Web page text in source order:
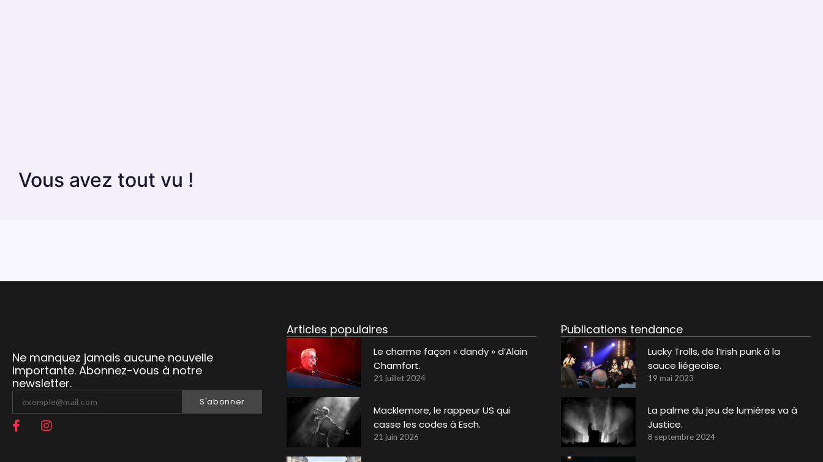
Vous avez tout vu !
Ne manquez jamais aucune nouvelle
importante. Abonnez-vous à notre
newsletter.
S'abonner
Articles populaires
Le charme façon « dandy » d’Alain
Chamfort.
21 juillet 2024
Macklemore, le rappeur US qui
casse les codes à Esch.
21 juin 2026
Publications tendance
Lucky Trolls, de l’Irish punk à la
sauce liégeoise.
19 mai 2023
La palme du jeu de lumières va à
Justice.
8 septembre 2024